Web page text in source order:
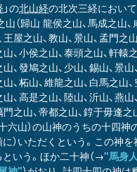
」の北山経の北次三経におい
山（歸山 龍侯之山、馬成之山、
屋之山、教山、景山、孟門之
山、小侯之山、泰頭之山、軒轅
、發鳩之山、少山、錫山、景
山、柘山、維龍之山、白馬之山
、高是之山、陸山、沂山、燕山
門之山、帝都之山、錞于毋逢之
六山）の山神のうちの十四神
に）いただくという。この神
という。ほか二十神（→"馬身